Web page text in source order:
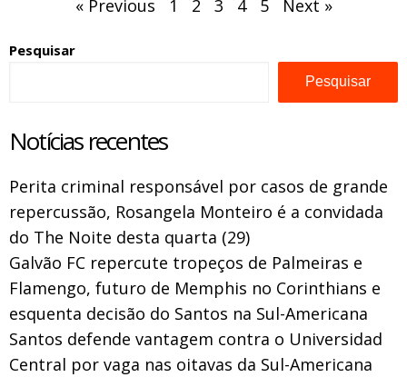
« Previous 1 2 3 4 5 Next »
Pesquisar
Pesquisar
Notícias recentes
Perita criminal responsável por casos de grande
repercussão, Rosangela Monteiro é a convidada
do The Noite desta quarta (29)
Galvão FC repercute tropeços de Palmeiras e
Flamengo, futuro de Memphis no Corinthians e
esquenta decisão do Santos na Sul-Americana
Santos defende vantagem contra o Universidad
Central por vaga nas oitavas da Sul-Americana